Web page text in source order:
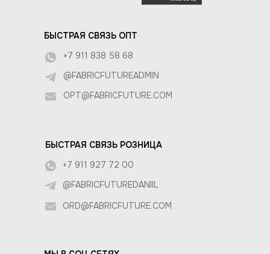
БЫСТРАЯ СВЯЗЬ ОПТ
+7 911 838 58 68
@FABRICFUTUREADMIN
OPT@FABRICFUTURE.COM
БЫСТРАЯ СВЯЗЬ РОЗНИЦА
+7 911 927 72 00
@FABRICFUTUREDANIIL
ORD@FABRICFUTURE.COM